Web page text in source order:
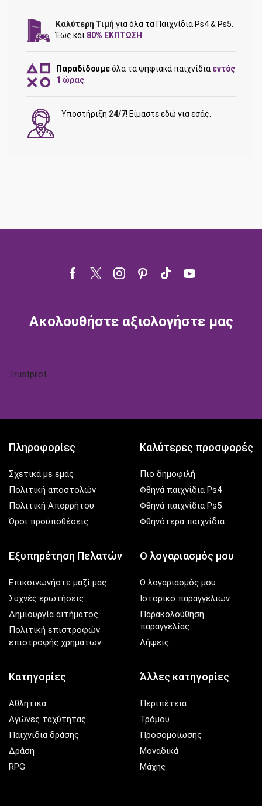
Καλύτερη Τιμή για όλα τα Παιχνίδια Ps4 & Ps5.
Έως και 80% ΕΚΠΤΩΣΗ
Παραδίδουμεόλα τα ψηφιακά παιχνίδια εντός
1 ώρας
Υποστήριξη 24/7! Είμαστε εδώ για εσάς.
Facebook
TwitterInstagram
Pinterest
Tik- Youtube
Ακολουθήστε αξιολογήστε μας
Trustpilot
Πληροφορίες
Σχετικά με εμάς
Πολιτική αποστολών
Πολιτική Απορρήτου
Όροι προϋποθέσεις
Καλύτερες προσφορές
Πιο δημοφιλή
Φθηνά παιχνίδια Ps4
Φθηνά παιχνίδια Ps5
Φθηνότερα παιχνίδια
Εξυπηρέτηση Πελατών
Επικοινωνήστε μαζί μας
Συχνές ερωτήσεις
Δημιουργία αιτήματος
Πολιτική επιστροφών
επιστροφής χρημάτων
Ο λογαριασμός μου
Ο λογαριασμός μου
Ιστορικό παραγγελιών
Παρακολούθηση
παραγγελίας
Λήψεις
Κατηγορίες
Αθλητικά
Αγώνες ταχύτητας
Παιχνίδια δράσης
Δράση
RPG
Άλλες κατηγορίες
Περιπέτεια
Τρόμου
Προσομοίωσης
Μοναδικά
Μάχης